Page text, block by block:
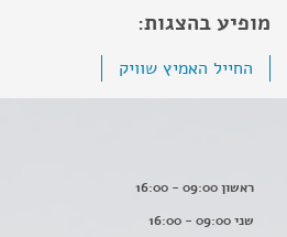
מופיע בהצגות:
החייל האמיץ שוויק
ראשון 09:00 - 16:00
שני 09:00 - 16:00